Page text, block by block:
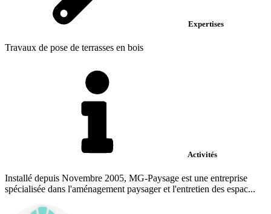
Expertises
Travaux de pose de terrasses en bois
Activités
Installé depuis Novembre 2005, MG-Paysage est une entreprise
spécialisée dans l'aménagement paysager et l'entretien des espac...